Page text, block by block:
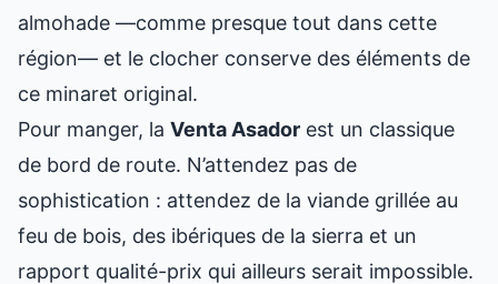
almohade —comme presque tout dans cette
région— et le clocher conserve des éléments de
ce minaret original.
Pour manger, la Venta Asador est un classique
de bord de route. N’attendez pas de
sophistication : attendez de la viande grillée au
feu de bois, des ibériques de la sierra et un
rapport qualité-prix qui ailleurs serait impossible.